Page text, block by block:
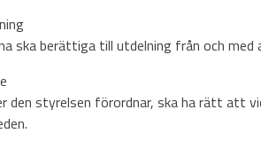
ska berättiga till utdelning från och
den styrelsen förordnar, ska ha rätt att